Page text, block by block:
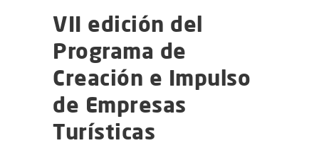
VII edición del
Programa de
Creación e Impulso
de Empresas
Turísticas